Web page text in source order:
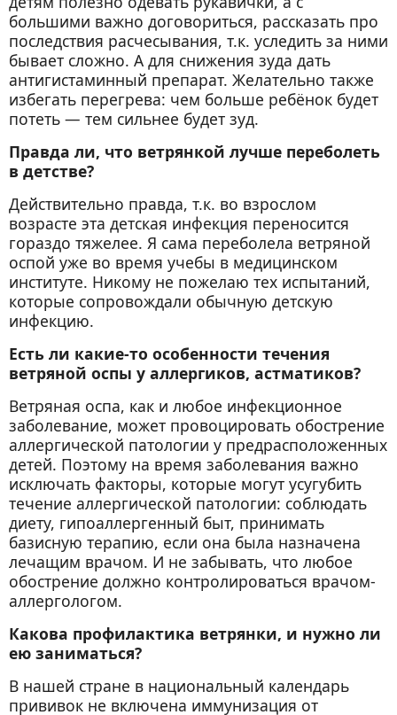
большими важно договориться, рассказать про
последствия расчесывания, т.к. уследить за ними
бывает сложно. А для снижения зуда дать
антигистаминный препарат. Желательно также
избегать перегрева: чем больше ребёнок будет
потеть — тем сильнее будет зуд.
Правда ли, что ветрянкой лучше переболеть
в детстве?
Действительно правда, т.к. во взрослом
возрасте эта детская инфекция переносится
гораздо тяжелее. Я сама переболела ветряной
оспой уже во время учебы в медицинском
институте. Никому не пожелаю тех испытаний,
которые сопровождали обычную детскую
инфекцию.
Есть ли какие-то особенности течения
ветряной оспы у аллергиков, астматиков?
Ветряная оспа, как и любое инфекционное
заболевание, может провоцировать обострение
аллергической патологии у предрасположенных
детей. Поэтому на время заболевания важно
исключать факторы, которые могут усугубить
течение аллергической патологии: соблюдать
диету, гипоаллергенный быт, принимать
базисную терапию, если она была назначена
лечащим врачом. И не забывать, что любое
обострение должно контролироваться врачом-
аллергологом.
Какова профилактика ветрянки, и нужно ли
ею заниматься?
В нашей стране в национальный календарь
прививок не включена иммунизация от